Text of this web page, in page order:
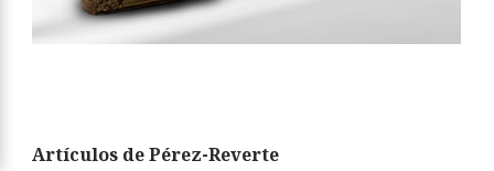
Artículos de Pérez-Reverte